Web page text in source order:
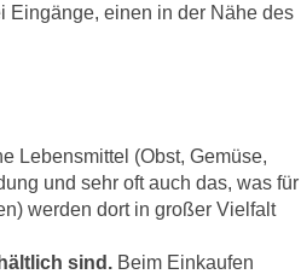
Eingänge, einen in der Nähe des
Lebensmittel (Obst, Gemüse,
und sehr oft auch das, was für
werden dort in großer Vielfalt
sind. Beim Einkaufen